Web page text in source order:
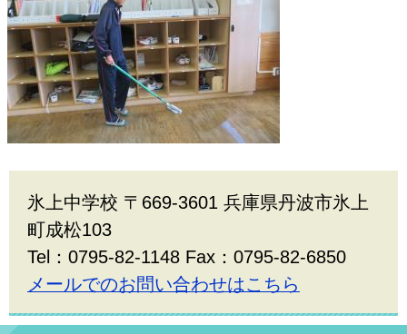
氷上中学校 〒669-3601 兵庫県丹波市氷上
町成松103
Tel：0795-82-1148 Fax：0795-82-6850
メールでのお問い合わせはこちら